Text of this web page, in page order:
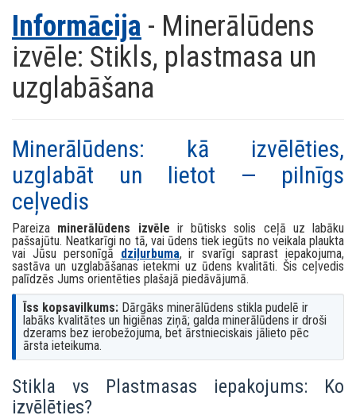
Informācija - Minerālūdens
izvēle: Stikls, plastmasa un
uzglabāšana
Minerālūdens: kā izvēlēties,
uzglabāt un lietot — pilnīgs
ceļvedis
Pareiza minerālūdens izvēle ir būtisks solis ceļā uz labāku
pašsajūtu. Neatkarīgi no tā, vai ūdens tiek iegūts no veikala plaukta
vai Jūsu personīgā dziļurbuma, ir svarīgi saprast iepakojuma,
sastāva un uzglabāšanas ietekmi uz ūdens kvalitāti. Šis ceļvedis
palīdzēs Jums orientēties plašajā piedāvājumā.
Īss kopsavilkums: Dārgāks minerālūdens stikla pudelē ir
labāks kvalitātes un higiēnas ziņā; galda minerālūdens ir droši
dzerams bez ierobežojuma, bet ārstnieciskais jālieto pēc
ārsta ieteikuma.
Stikla vs Plastmasas iepakojums: Ko
izvēlēties?